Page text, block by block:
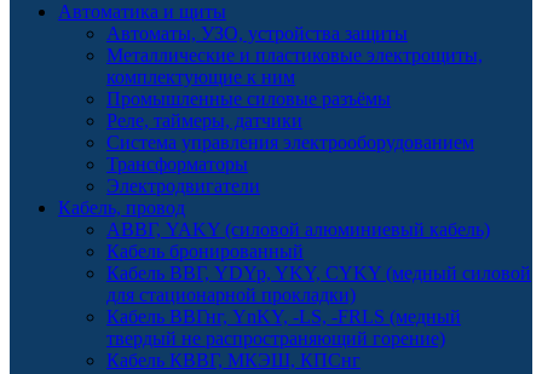
Автоматика и щиты
Автоматы, УЗО, устройства защиты
Металлические и пластиковые электрощиты,
комплектующие к ним
Промышленные силовые разъёмы
Реле, таймеры, датчики
Система управления электрооборудованием
Трансформаторы
Электродвигатели
Кабель, провод
АВВГ, YAKY (силовой алюминиевый кабель)
Кабель бронированный
Кабель ВВГ, YDYp, YKY, CYKY (медный силовой
для стационарной прокладки)
Кабель ВВГнг, YnKY, -LS, -FRLS (медный
твердый не распространяющий горение)
Кабель КВВГ, МКЭШ, КПСнг